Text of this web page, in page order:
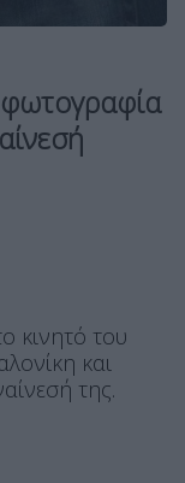
κινητό του
και
της.